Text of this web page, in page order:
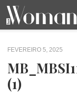
BELEZA
CAPA
LIFESTYLE
MODA
OPINIÃO
PESSOAS
SOCIEDADE
VIDEOS
FEVEREIRO 5, 2025
(1)